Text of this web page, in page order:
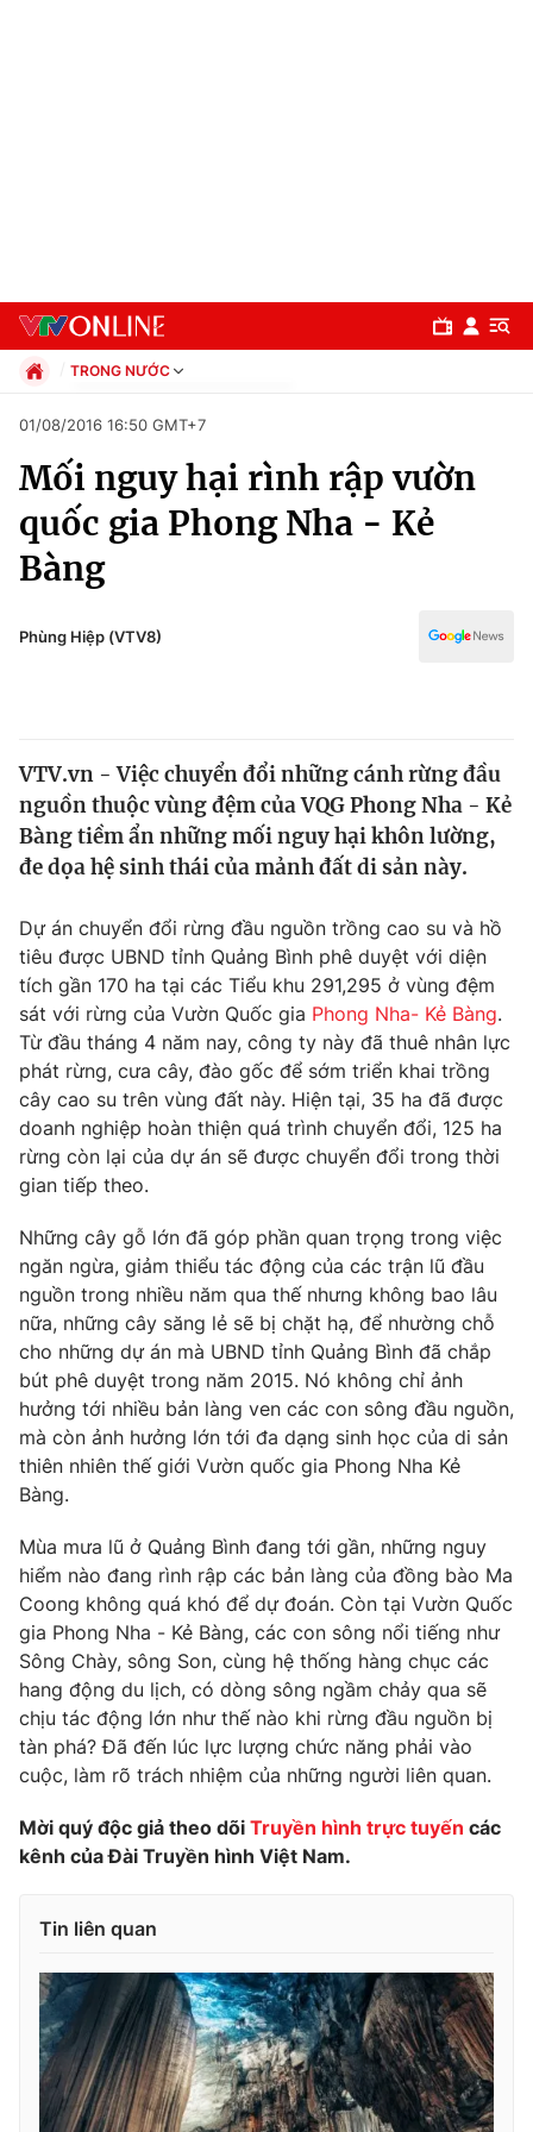
Chuyên mục
Chính trị
Thế giới
Tin tức
Thế giới đó đây
Câu chuyện quốc tế
Kinh tế
Tài chính
Thị trường
Góc doanh nghiệp
Dữ liệu và đời sống
Truyền hình
Phim VTV
Hậu trường
Nhân vật
Giải sao mai
Giải trí
Điện ảnh
Âm nhạc
Sao
Đời sống
Làm đẹp
Chất lượng cuộc sống
Giáo dục
Tuyển sinh
Học trực tuyến
Công nghệ
Hitech Công nghệ tương lai
Sản phẩm
Thị trường
Tư vấn
Giao lưu trực tuyến
Lịch phát sóng
Emagazine Podcast
Photo Infographic
Video Shorts video
VTV Money VTV Thể thao
VTV Sức khoẻ Bất động sản
Thị trường 24h
VTV4 Vươn mình bằng AI
VTV9 VTV8
Liên hệ tòa soạn English
TRONG NƯỚC
Xã hội
Pháp luật
Kinh tế
Thể thao
Truyền hình
Văn hóa - Giải trí
Đời sống
01/08/2016 16:50 GMT+7
Mối nguy hại rình rập vườn
quốc gia Phong Nha - Kẻ
Bàng
Phùng Hiệp (VTV8)
VTV.vn - Việc chuyển đổi những cánh rừng đầu
nguồn thuộc vùng đệm của VQG Phong Nha - Kẻ
Bàng tiềm ẩn những mối nguy hại khôn lường,
đe dọa hệ sinh thái của mảnh đất di sản này.
Dự án chuyển đổi rừng đầu nguồn trồng cao su và hồ
tiêu được UBND tỉnh Quảng Bình phê duyệt với diện
tích gần 170 ha tại các Tiểu khu 291,295 ở vùng đệm
sát với rừng của Vườn Quốc gia Phong Nha- Kẻ Bàng.
Từ đầu tháng 4 năm nay, công ty này đã thuê nhân lực
phát rừng, cưa cây, đào gốc để sớm triển khai trồng
cây cao su trên vùng đất này. Hiện tại, 35 ha đã được
doanh nghiệp hoàn thiện quá trình chuyển đổi, 125 ha
rừng còn lại của dự án sẽ được chuyển đổi trong thời
gian tiếp theo.
Những cây gỗ lớn đã góp phần quan trọng trong việc
ngăn ngừa, giảm thiểu tác động của các trận lũ đầu
nguồn trong nhiều năm qua thế nhưng không bao lâu
nữa, những cây săng lẻ sẽ bị chặt hạ, để nhường chỗ
cho những dự án mà UBND tỉnh Quảng Bình đã chắp
bút phê duyệt trong năm 2015. Nó không chỉ ảnh
hưởng tới nhiều bản làng ven các con sông đầu nguồn,
mà còn ảnh hưởng lớn tới đa dạng sinh học của di sản
thiên nhiên thế giới Vườn quốc gia Phong Nha Kẻ
Bàng.
Mùa mưa lũ ở Quảng Bình đang tới gần, những nguy
hiểm nào đang rình rập các bản làng của đồng bào Ma
Coong không quá khó để dự đoán. Còn tại Vườn Quốc
gia Phong Nha - Kẻ Bàng, các con sông nổi tiếng như
Sông Chày, sông Son, cùng hệ thống hàng chục các
hang động du lịch, có dòng sông ngầm chảy qua sẽ
chịu tác động lớn như thế nào khi rừng đầu nguồn bị
tàn phá? Đã đến lúc lực lượng chức năng phải vào
cuộc, làm rõ trách nhiệm của những người liên quan.
Mời quý độc giả theo dõi Truyền hình trực tuyến các
kênh của Đài Truyền hình Việt Nam.
Tin liên quan